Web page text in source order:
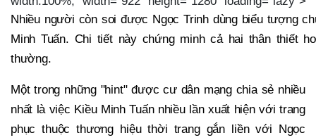
Nhiều người còn soi được Ngọc Trinh dùng biểu tượng
Minh Tuấn. Chi tiết này chứng minh cả hai thân thiết
thường.
Một trong những "hint" được cư dân mạng chia sẻ nhiều
nhất là việc Kiều Minh Tuấn nhiều lần xuất hiện với trang
phục thuộc thương hiệu thời trang gắn liền với Ngọc